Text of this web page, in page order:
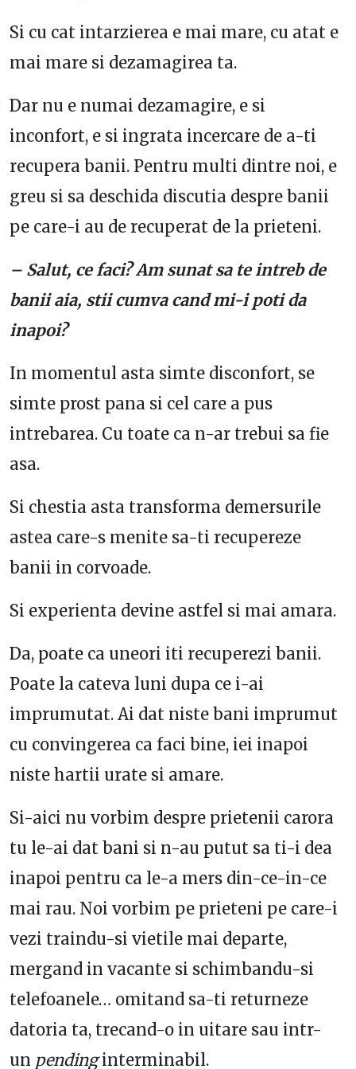
Si cu cat intarzierea e mai mare, cu atat e
mai mare si dezamagirea ta.
Dar nu e numai dezamagire, e si
inconfort, e si ingrata incercare de a-ti
recupera banii. Pentru multi dintre noi, e
greu si sa deschida discutia despre banii
pe care-i au de recuperat de la prieteni.
– Salut, ce faci? Am sunat sa te intreb de
banii aia, stii cumva cand mi-i poti da
inapoi?
In momentul asta simte disconfort, se
simte prost pana si cel care a pus
intrebarea. Cu toate ca n-ar trebui sa fie
asa.
Si chestia asta transforma demersurile
astea care-s menite sa-ti recupereze
banii in corvoade.
Si experienta devine astfel si mai amara.
Da, poate ca uneori iti recuperezi banii.
Poate la cateva luni dupa ce i-ai
imprumutat. Ai dat niste bani imprumut
cu convingerea ca faci bine, iei inapoi
niste hartii urate si amare.
Si-aici nu vorbim despre prietenii carora
tu le-ai dat bani si n-au putut sa ti-i dea
inapoi pentru ca le-a mers din-ce-in-ce
mai rau. Noi vorbim pe prieteni pe care-i
vezi traindu-si vietile mai departe,
mergand in vacante si schimbandu-si
telefoanele… omitand sa-ti returneze
datoria ta, trecand-o in uitare sau intr-
un pendinginterminabil.